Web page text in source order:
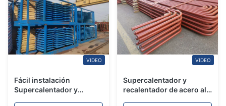
VIDEO
Fácil instalación
Supercalentador y
VIDEO
Supercalentador y
recalentador de acero al